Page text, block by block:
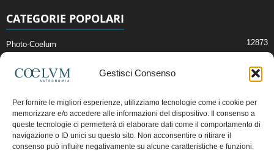
Gestisci Consenso
Per fornire le migliori esperienze, utilizziamo tecnologie come i cookie per
memorizzare e/o accedere alle informazioni del dispositivo. Il consenso a
queste tecnologie ci permetterà di elaborare dati come il comportamento di
navigazione o ID unici su questo sito. Non acconsentire o ritirare il
consenso può influire negativamente su alcune caratteristiche e funzioni.
CATEGORIE POPOLARI
Photo-Coelum 12873
News di Astronomia 2412
Cielo del Mese
Astronomia, Astrofisica e Cosmologia
Articoli e Risorse On-Line